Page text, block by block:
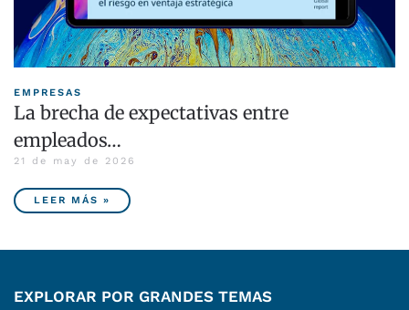
EMPRESAS
La brecha de expectativas entre
empleados…
21 de may de 2026
LEER MÁS »
EXPLORAR POR GRANDES TEMAS